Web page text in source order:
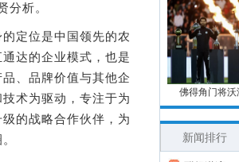
分析。
定位是中国领先的农
达的企业模式，也是
、品牌价值与其他企
术为驱动，专注于为
的战略合作伙伴，为
佛得角门将沃
新闻排行